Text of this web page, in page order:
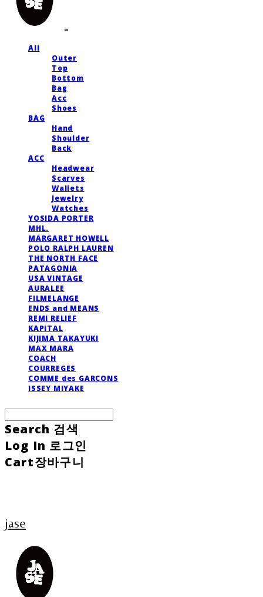
All
Outer
Top
Bottom
Bag
Acc
Shoes
BAG
Hand
Shoulder
Back
ACC
Headwear
Scarves
Wallets
Jewelry
Watches
YOSIDA PORTER
MHL.
MARGARET HOWELL
POLO RALPH LAUREN
THE NORTH FACE
PATAGONIA
USA VINTAGE
AURALEE
FILMELANGE
ENDS and MEANS
REMI RELIEF
KAPITAL
KIJIMA TAKAYUKI
MAX MARA
COACH
COURREGES
COMME des GARCONS
ISSEY MIYAKE
Search 검색
Log In 로그인
Cart장바구니
jase